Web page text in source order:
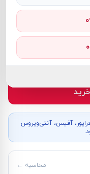
موجود
آفیس، آنتی‌ویروس
محاسبه ←